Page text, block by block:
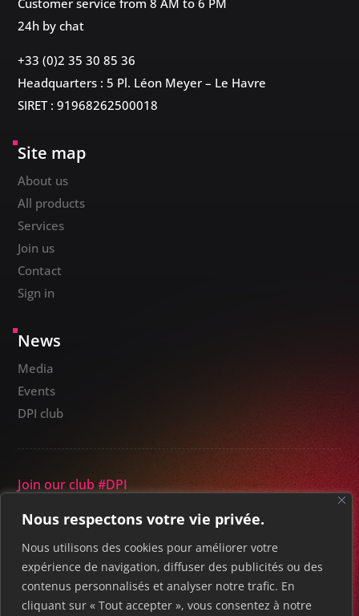
Nous respectons votre vie privée.
Nous utilisons des cookies pour améliorer votre
expérience de navigation, diffuser des publicités ou des
contenus personnalisés et analyser notre trafic. En
cliquant sur « Tout accepter », vous consentez à notre
24h by chat
+33 (0)2 35 30 85 36
Headquarters : 5 Pl. Léon Meyer – Le Havre
SIRET : 91968262500018
Site map
About us
All products
Services
Join us
Contact
Sign in
News
Media
Events
DPI club
Join our club #DPI
© 2025 DIGITAL PREDICT INNOVATION